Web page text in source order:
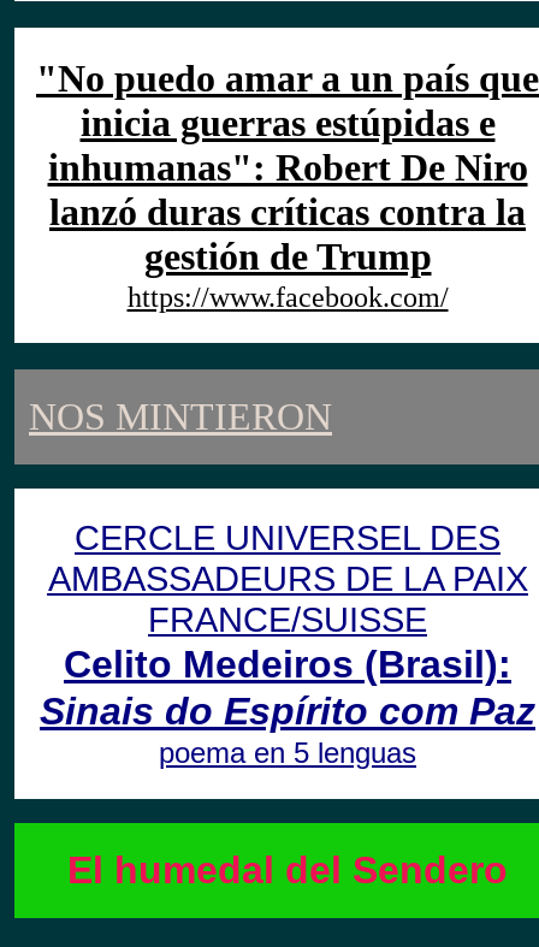
"No puedo amar a un país que
inicia guerras estúpidas e
inhumanas": Robert De Niro
lanzó duras críticas contra la
gestión de Trump
https://www.facebook.com/
NOS MINTIERON
CERCLE UNIVERSEL DES
AMBASSADEURS DE LA PAIX
FRANCE/SUISSE
Celito Medeiros (Brasil):
Sinais do Espírito com Paz
poema en 5 lenguas
El humedal del Sendero